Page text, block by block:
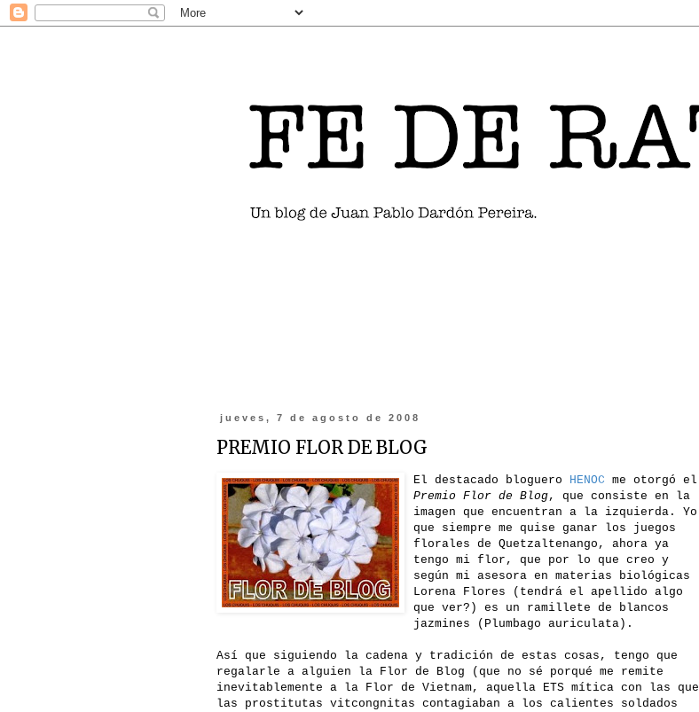
jueves, 7 de agosto de 2008
PREMIO FLOR DE BLOG
El destacado bloguero HENOC me otorgó el
Premio Flor de Blog, que consiste en la
imagen que encuentran a la izquierda. Yo
que siempre me quise ganar los juegos
florales de Quetzaltenango, ahora ya
tengo mi flor, que por lo que creo y
según mi asesora en materias biológicas
Lorena Flores (tendrá el apellido algo
que ver?) es un ramillete de blancos
jazmines (Plumbago auriculata).
Así que siguiendo la cadena y tradición de estas cosas, tengo que
regalarle a alguien la Flor de Blog (que no sé porqué me remite
inevitablemente a la Flor de Vietnam, aquella ETS mítica con las que
las prostitutas vitcongnitas contagiaban a los calientes soldados